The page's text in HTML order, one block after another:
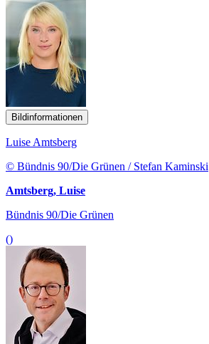
Bildinformationen
Luise Amtsberg
© Bündnis 90/Die Grünen / Stefan Kaminski
Amtsberg, Luise
Bündnis 90/Die Grünen
()